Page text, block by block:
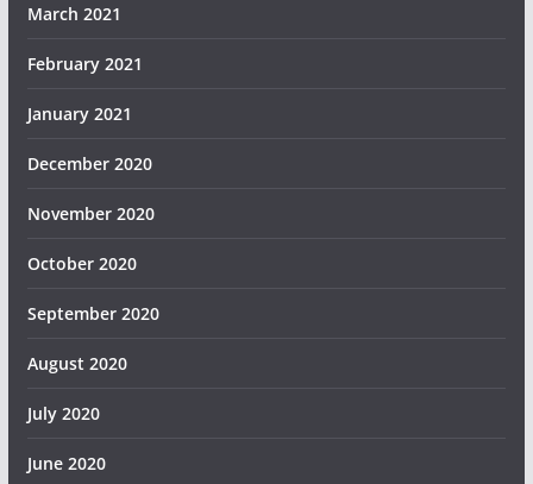
March 2021
February 2021
January 2021
December 2020
November 2020
October 2020
September 2020
August 2020
July 2020
June 2020